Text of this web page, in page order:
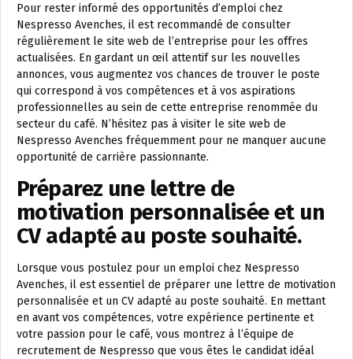
Pour rester informé des opportunités d’emploi chez
Nespresso Avenches, il est recommandé de consulter
régulièrement le site web de l’entreprise pour les offres
actualisées. En gardant un œil attentif sur les nouvelles
annonces, vous augmentez vos chances de trouver le poste
qui correspond à vos compétences et à vos aspirations
professionnelles au sein de cette entreprise renommée du
secteur du café. N’hésitez pas à visiter le site web de
Nespresso Avenches fréquemment pour ne manquer aucune
opportunité de carrière passionnante.
Préparez une lettre de
motivation personnalisée et un
CV adapté au poste souhaité.
Lorsque vous postulez pour un emploi chez Nespresso
Avenches, il est essentiel de préparer une lettre de motivation
personnalisée et un CV adapté au poste souhaité. En mettant
en avant vos compétences, votre expérience pertinente et
votre passion pour le café, vous montrez à l’équipe de
recrutement de Nespresso que vous êtes le candidat idéal